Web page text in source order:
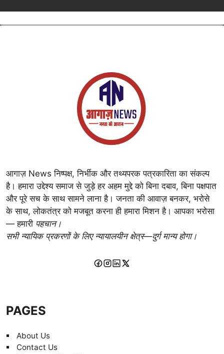
आगाज़ News निष्पक्ष, निर्भीक और तथ्यपरक पत्रकारिता का संकल्प
है। हमारा उद्देश्य समाज से जुड़े हर अहम मुद्दे को बिना दबाव, बिना पक्षपात
और पूरे सच के साथ सामने लाना है। जनता की आवाज़ बनकर, भरोसे
के साथ, लोकतंत्र को मजबूत करना ही हमारा मिशन है। आपका भरोसा
— हमारी पहचान।
सभी न्यायिक प्रकरणों के लिए न्यायालयीन क्षेत्र—दुर्ग मान्य होगा।
PAGES
About Us
Contact Us